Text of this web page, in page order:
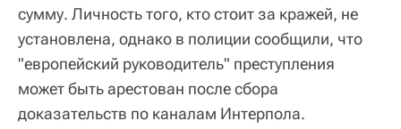
сумму. Личность того, кто стоит за кражей, не
установлена, однако в полиции сообщили, что
"европейский руководитель" преступления
может быть арестован после сбора
доказательств по каналам Интерпола.